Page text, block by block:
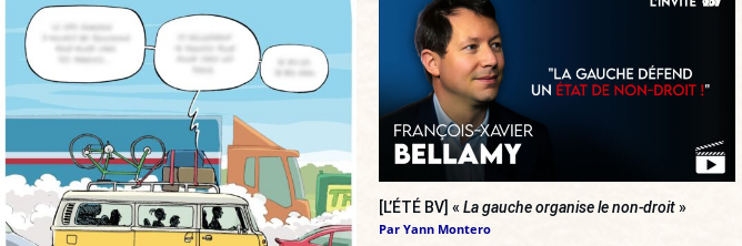
[L’ÉTÉ BV] « La gauche organise le non-droit»
Par Yann Montero